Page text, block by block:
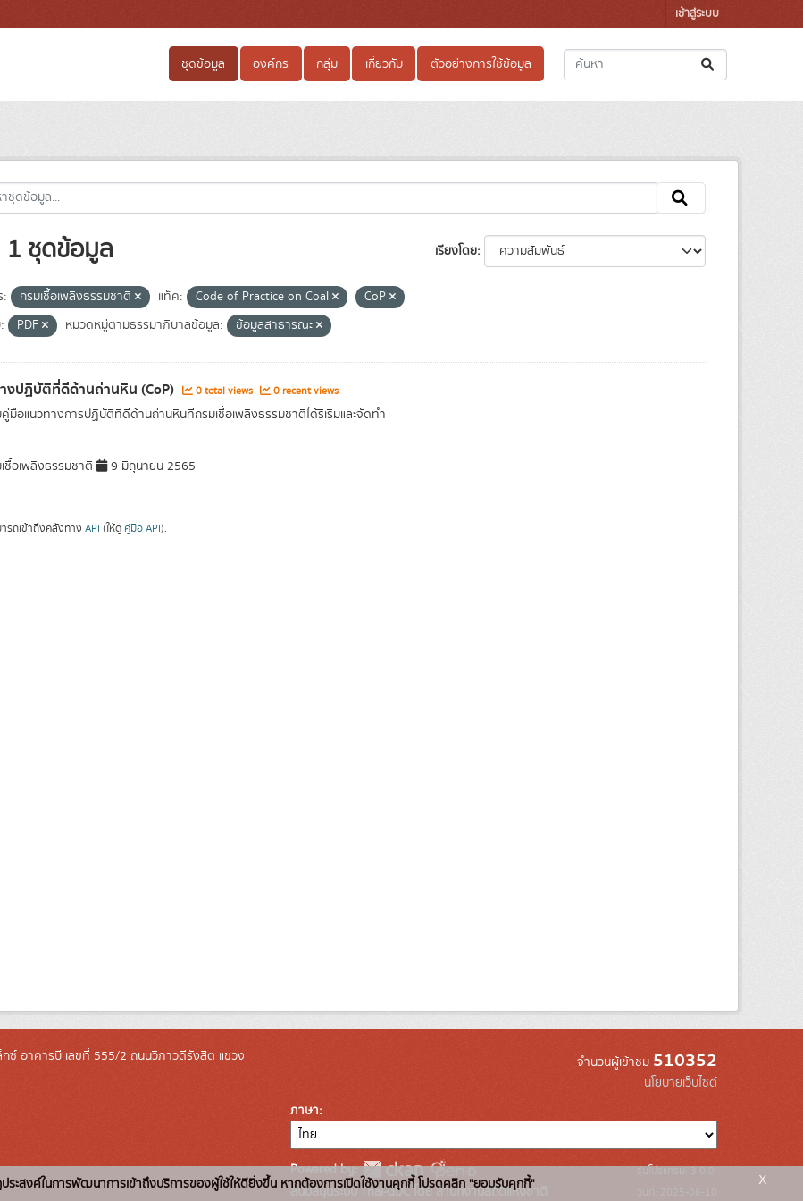
เข้าสู่ระบบ
ชุดข้อมูล องค์กร กลุ่ม เกี่ยวกับ ตัวอย่างการใช้ข้อมูล
เรียงโดย
ชุดข้อมูล
: กรมเชื้อเพลิงธรรมชาติ แท็ค: Code of Practice on Coal
CoP
PDF หมวดหมู่ตามธรรมาภิบาลข้อมูล: ข้อมูลสาธารณะ
งปฏิบัติที่ดีด้านถ่านหิน (CoP) 0 total views 0 recent views
คู่มือแนวทางการปฏิบัติที่ดีด้านถ่านหินที่กรมเชื้อเพลิงธรรมชาติได้ริเริ่มและจัดทำ
ชื้อเพลิงธรรมชาติ 9 มิถุนายน 2565
รถเข้าถึงคลังทาง API (ให้ดู คู่มือ API).
ซ์ อาคารบี เลขที่ 555/2 ถนนวิภาวดีรังสิต แขวง
จำนวนผู้เข้าชม 510352
นโยบายเว็บไซต์
ภาษา
Powered by:
สนับสนุนระบบ Thai-GDC โดย สำนักงานสถิติแห่งชาติ
รุ่นโปรแกรม: 3.0.0
ประสงค์ในการพัฒนาการเข้าถึงบริการของผู้ใช้ให้ดียิ่งขึ้น หากต้องการเปิดใช้งานคุกกี้ โปรดคลิก "ยอมรับคุกกี้" x